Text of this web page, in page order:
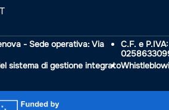
- Sede operativa: Via
C.F. e P.IVA:
sistema di gestione integrato